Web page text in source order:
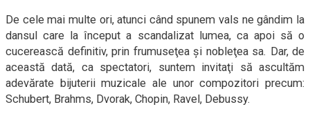
De cele mai multe ori, atunci când spunem vals ne gândim la
dansul care la început a scandalizat lumea, ca apoi să o
cucerească definitiv, prin frumuseţea şi nobleţea sa. Dar, de
această dată, ca spectatori, suntem invitaţi să ascultăm
adevărate bijuterii muzicale ale unor compozitori precum:
Schubert, Brahms, Dvorak, Chopin, Ravel, Debussy.